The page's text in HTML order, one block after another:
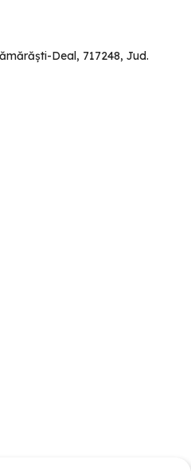
Deal, 717248, Jud.